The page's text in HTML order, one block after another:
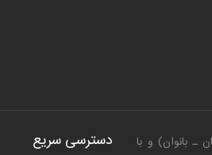
ـ بانوان) و با
دسترسی سریع